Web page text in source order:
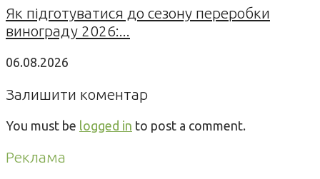
Як підготуватися до сезону переробки
винограду 2026:...
06.08.2026
Залишити коментар
You must be logged in to post a comment.
Реклама